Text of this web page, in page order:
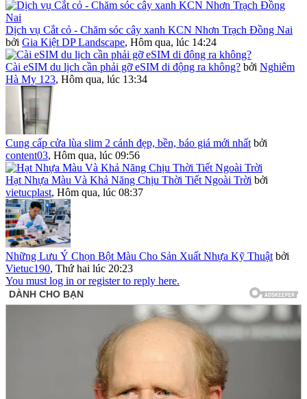
Dịch vụ Cắt cỏ - Chăm sóc cây xanh KCN Nhơn Trạch Đồng Nai
bởi Gia Kiệt DP Landscape, Hôm qua, lúc 14:24
Cài eSIM du lịch cần phải gỡ eSIM di động ra không? bởi Nghiêm
Hà My 123, Hôm qua, lúc 13:34
Cung cấp cửa lùa slim 2 cánh đẹp, bền, báo giá mới nhất bởi
content03, Hôm qua, lúc 09:56
Hạt Nhựa Màu Và Khả Năng Chịu Thời Tiết Ngoài Trời bởi
vietucplast, Hôm qua, lúc 08:37
Những Lưu Ý Chọn Bột Màu Cho Sản Xuất Nhựa Kỹ Thuật bởi
Vietuc190, Thứ hai lúc 20:23
You must log in or register to reply here.